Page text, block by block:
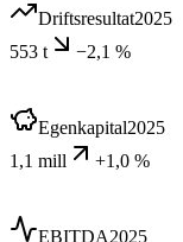
Driftsresultat2025
553 t
−2,1 %
Egenkapital2025
1,1 mill
+1,0 %
EBITDA2025